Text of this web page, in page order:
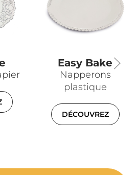
Easy Bake
Napperons
plastique
DÉCOUVREZ